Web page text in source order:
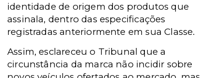
identidade de origem dos produtos que
assinala, dentro das especificações
registradas anteriormente em sua Classe.
Assim, esclareceu o Tribunal que a
circunstância da marca não incidir sobre